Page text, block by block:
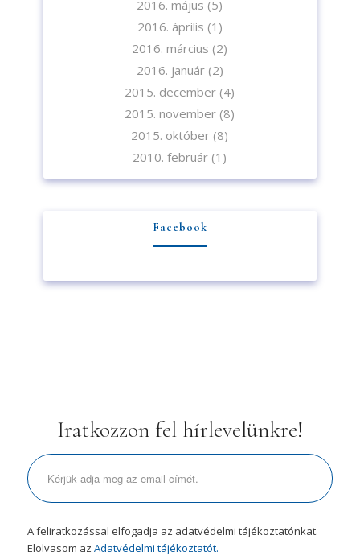
2016. május (5)
2016. április (1)
2016. március (2)
2016. január(2)
2015. december (4)
2015. november (8)
2015. október (8)
2010. február (1)
Facebook
Iratkozzon fel hírlevelünkre!
A feliratkozással elfogadja az adatvédelmi tájékoztatónkat.
Elolvasom az Adatvédelmi tájékoztatót.